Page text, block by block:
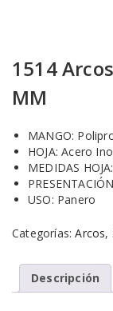
1514
MM
MANGO:
HOJA: Acero
MEDIDAS
USO: Panero
Categorías:Arcos,
Descripción